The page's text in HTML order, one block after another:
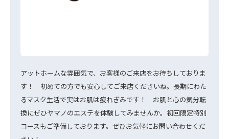
アットホームな雰囲気で、お客様のご来店をお待ちしておりま
す！ 初めての方でも安心してご来店くださいね。長期にわた
るマスク生活で実はお肌は疲れぎみです！ お肌と心の気分転
換にぜひヤマノのエステを体験してみませんか。初回限定特別
コースもご準備しております。ぜひお気軽にお問い合わせくだ